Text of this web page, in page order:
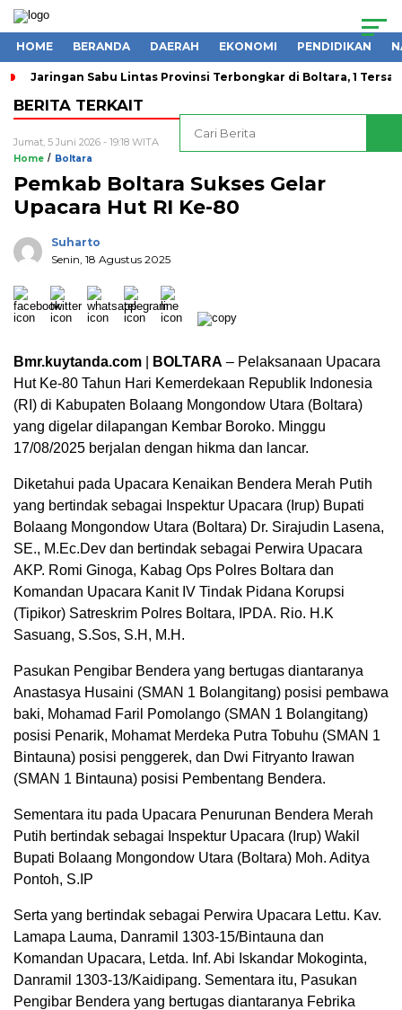
HOME BERANDA DAERAH EKONOMI PENDIDIKAN
Jaringan Sabu Lintas Provinsi Terbongkar di Boltara, 1
Home / Boltara
Pemkab Boltara Sukses Gelar
Upacara Hut RI Ke-80
Suharto
Senin, 18 Agustus 2025
Bmr.kuytanda.com BOLTARA – Pelaksanaan Upacara
Hut Ke-80 Tahun Hari Kemerdekaan Republik Indonesia
(RI) di Kabupaten Bolaang Mongondow Utara (Boltara)
yang digelar dilapangan Kembar Boroko. Minggu
17/08/2025 berjalan dengan hikma dan lancar.
Diketahui pada Upacara Kenaikan Bendera Merah Putih
yang bertindak sebagai Inspektur Upacara (Irup) Bupati
Bolaang Mongondow Utara (Boltara) Dr. Sirajudin Lasena,
SE., M.Ec.Dev dan bertindak sebagai Perwira Upacara
AKP. Romi Ginoga, Kabag Ops Polres Boltara dan
Komandan Upacara Kanit IV Tindak Pidana Korupsi
(Tipikor) Satreskrim Polres Boltara, IPDA. Rio. H.K
Sasuang, S.Sos, S.H, M.H.
Pasukan Pengibar Bendera yang bertugas diantaranya
Anastasya Husaini (SMAN 1 Bolangitang) posisi pembawa
baki, Mohamad Faril Pomolango (SMAN 1 Bolangitang)
posisi Penarik, Mohamat Merdeka Putra Tobuhu (SMAN 1
Bintauna) posisi penggerek, dan Dwi Fitryanto Irawan
(SMAN 1 Bintauna) posisi Pembentang Bendera.
Sementara itu pada Upacara Penurunan Bendera Merah
Putih bertindak sebagai Inspektur Upacara (Irup) Wakil
Bupati Bolaang Mongondow Utara (Boltara) Moh. Aditya
Pontoh, S.IP
Serta yang bertindak sebagai Perwira Upacara Lettu. Kav.
Lamapa Lauma, Danramil 1303-15/Bintauna dan
Komandan Upacara, Letda. Inf. Abi Iskandar Mokoginta,
Danramil 1303-13/Kaidipang. Sementara itu, Pasukan
Pengibar Bendera yang bertugas diantaranya Febrika
BERITA TERKAIT
Jumat, 5 Juni 2026 - 19:18 WITA